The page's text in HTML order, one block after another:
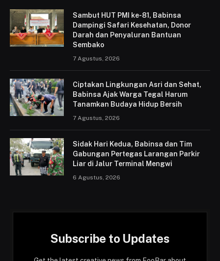
Sambut HUT PMI ke-81, Babinsa
Dampingi Safari Kesehatan, Donor
Darah dan Penyaluran Bantuan
Sembako
7 Agustus, 2026
Ciptakan Lingkungan Asri dan Sehat,
Babinsa Ajak Warga Tegal Harum
Tanamkan Budaya Hidup Bersih
7 Agustus, 2026
Sidak Hari Kedua, Babinsa dan Tim
Gabungan Pertegas Larangan Parkir
Liar di Jalur Terminal Mengwi
6 Agustus, 2026
Subscribe to Updates